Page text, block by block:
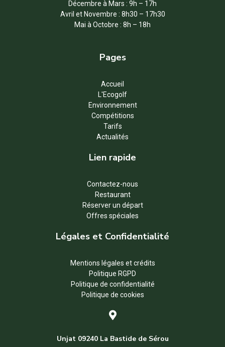
Décembre à Mars : 9h – 17h
Avril et Novembre : 8h30 – 17h30
Mai à Octobre : 8h – 18h
Pages
Accueil
L'Ecogolf
Environnement
Compétitions
Tarifs
Actualités
Lien rapide
Contactez-nous
Restaurant
Réserver un départ
Offres spéciales
Légales et Confidentialité
Mentions légales et crédits
Politique RGPD
Politique de confidentialité
Politique de cookies
Unjat 09240 La Bastide de Sérou